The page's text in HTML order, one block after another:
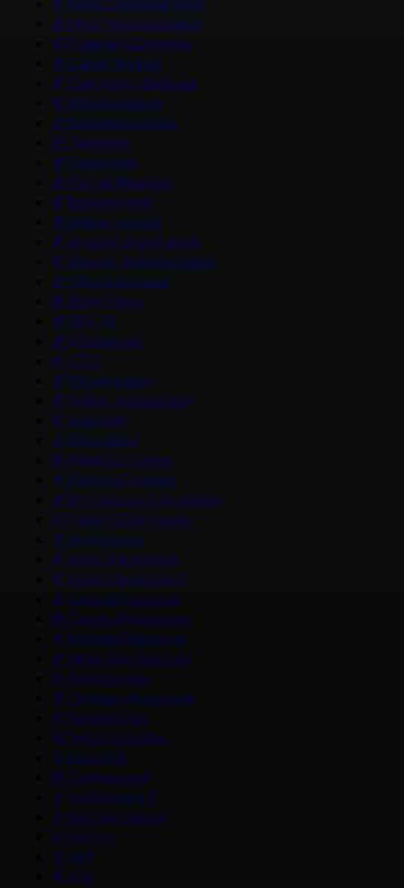
# Марк Эйдельштейн
# Никита Кологривый
# Главные Сериалы
# Саша Петров
# Смотреть фильмы
# Юра Борисов
# Мария Аронова
# Трейлер
# Рецензия
# После Фишера
# Война и Мир
# Новости кино
#Андрей Золотарев
# Федор Добронравов
# Обзор фильма
# Фонд Кино
# РЕН ТВ
# Домашний
# СТС
# Пятый канал
# Чайка Терешкова
# Невский
# Интервью
# Юрий Стоянов
#Лариса Гузеева
# История его служанки
# Павел Прилучный
#Актер кино
# Иван Янковский
# Юлия Пересильд
# Сергей Бурунов
# Сарик Андреасян
# Михаил Ефремов
# Иван Охлобыстин
# Влад Ценев
#Любовь Аксенова
# Милана Бру
#Зубастая няня
# Колобок
# Смешарики
# Чебурашка 3
# Матвей Лыков
#Холод
# НМГ
# док